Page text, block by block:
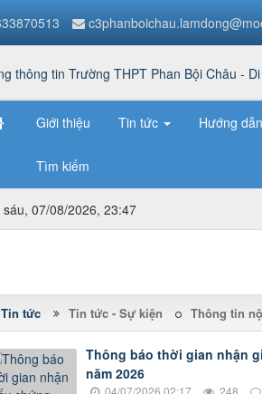
Giới thiệu Tin tức Hướng
Tìm kiếm
07/08/2026, 23:47
Tin tức Tin tức - Sự kiện Thông tin
Thông báo thời gian nhận
năm 2026